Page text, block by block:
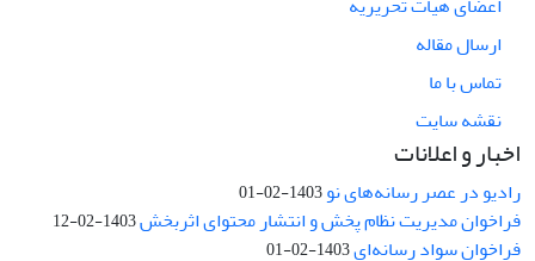
ارسال مقاله
تماس با ما
نقشه سایت
اخبار و اعلانات
رادیو در عصر رسانه‌های نو1403-02-01
فراخوان مدیریت نظام پخش و انتشار محتوای اثربخش1403-02-12
فراخوان سواد رسانه‌ای1403-02-01